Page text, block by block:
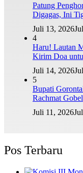
Patung
Digagas, Ini
Juli 13, 2026
4
Haru! Lautan
Kirim Doa
Juli 14, 2026
5
Bupati
Rachmat Gobel
Juli 11, 2026
Pos Terbaru